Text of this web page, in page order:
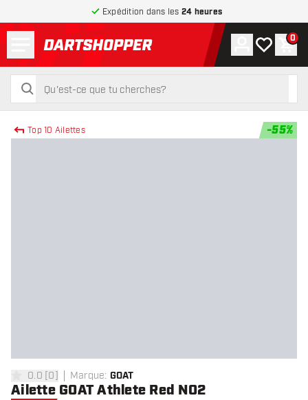
Expédition dans les 24 heures
retour à la page d’accueil
rechercher
rechercher
Compte
Ma liste0
Top 10 Ailettes -55%
0 étoiles de notation
0.0 [0] Marque: GOAT
Ailette GOAT Athlete Red NO2